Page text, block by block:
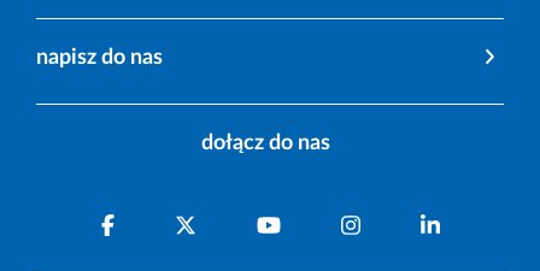
napisz do nas
dołącz do nas